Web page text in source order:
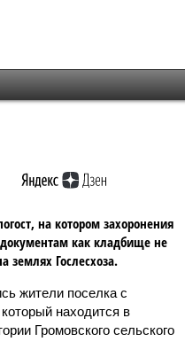
на котором захоронения
как кладбище не
землях Гослесхоза.
жители поселка с
находится в
Громовского сельского